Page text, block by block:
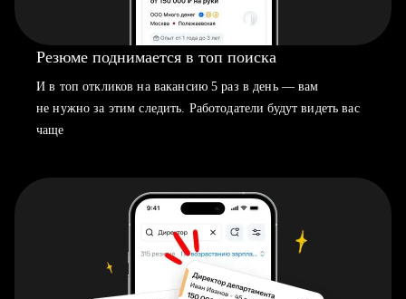
Резюме поднимается в топ поиска
И в топ откликов на вакансию 5 раз в день — вам
не нужно за этим следить. Работодатели будут видеть вас
чаще